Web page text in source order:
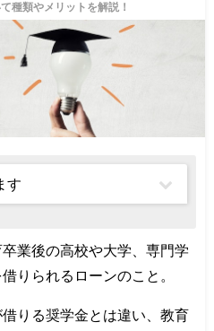
種類やメリットを解説！
す
業後の高校や大学、専門学
りられるローンのこと。
りる奨学金とは違い、教育